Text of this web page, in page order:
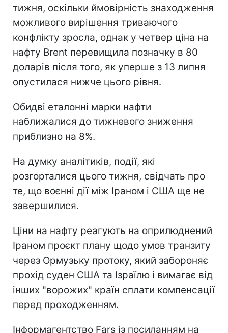
тижня, оскільки ймовірність знаходження
можливого вирішення триваючого
конфлікту зросла, однак у четвер ціна на
нафту Brent перевищила позначку в 80
доларів після того, як уперше з 13 липня
опустилася нижче цього рівня.
Обидві еталонні марки нафти
наближалися до тижневого зниження
приблизно на 8%.
На думку аналітиків, події, які
розгорталися цього тижня, свідчать про
те, що воєнні дії між Іраном і США ще не
завершилися.
Ціни на нафту реагують на оприлюднений
Іраном проєкт плану щодо умов транзиту
через Ормузьку протоку, який забороняє
прохід суден США та Ізраїлю і вимагає від
інших "ворожих" країн сплати компенсації
перед проходженням.
Інформагентство Fars із посиланням на